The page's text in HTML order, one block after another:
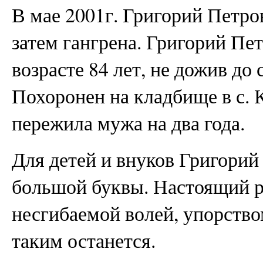
В мае 2001г. Григорий
затем гангрена. Григорий
возрасте 84 лет, не дожив
Похоронен на кладбище в с.
пережила мужа на два года.
Для детей и внуков
большой буквы. Настоящий
несгибаемой волей,
таким останется.